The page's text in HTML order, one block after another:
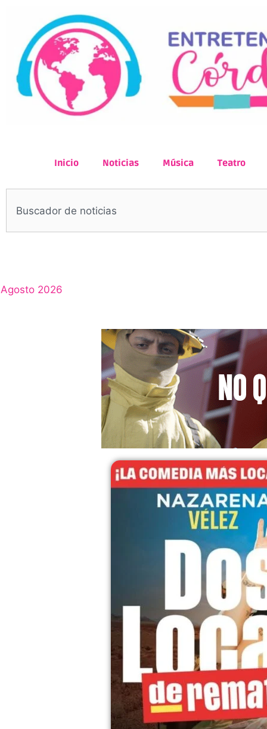
Inicio Noticias Música Teatro
Agosto 2026